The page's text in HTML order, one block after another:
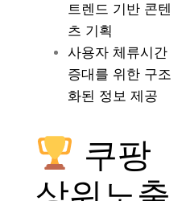
트렌드 기반 콘텐
츠 기획
사용자 체류시간
증대를 위한 구조
화된 정보 제공
쿠팡